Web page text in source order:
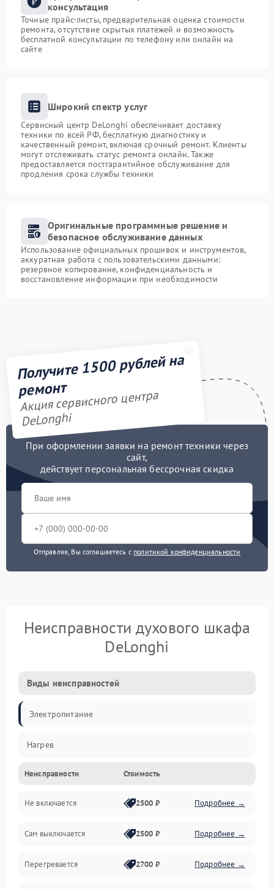
консультация
Точные прайс-листы, предварительная оценка стоимости
ремонта, отсутствие скрытых платежей и возможность
бесплатной консультации по телефону или онлайн на
сайте
Широкий спектр услуг
Сервисный центр DeLonghi обеспечивает доставку
техники по всей РФ, бесплатную диагностику и
качественный ремонт, включая срочный ремонт. Клиенты
могут отслеживать статус ремонта онлайн. Также
предоставляется постгарантийное обслуживание для
продления срока службы техники
Оригинальные программные решение и
безопасное обслуживание данных
Использование официальных прошивок и инструментов,
аккуратная работа с пользовательскими данными:
резервное копирование, конфиденциальность и
восстановление информации при необходимости
Получите 1500 рублей на
ремонт
Акция сервисного центра
DeLonghi
При оформлении заявки на ремонт техники через
сайт,
действует персональная бессрочная скидка
Отправляя, Вы соглашаетесь с политикой конфиденциальности
Неисправности духового шкафа
DeLonghi
Виды неисправностей
Электропитание
Нагрев
Неисправности Стоимость
Не включается 2500 ₽ Подробнее →
Сам выключается 2500 ₽ Подробнее →
Перегревается 2700 ₽ Подробнее →